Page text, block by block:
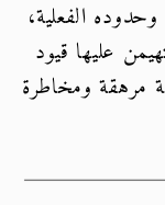
الفعلية،
عليها قيود
مرهقة ومخاطرة